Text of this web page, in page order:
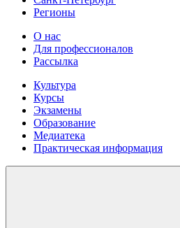
Регионы
О нас
Для профессионалов
Рассылка
Культура
Курсы
Экзамены
Образование
Медиатека
Практическая информация